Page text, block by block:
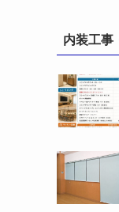
内装工事